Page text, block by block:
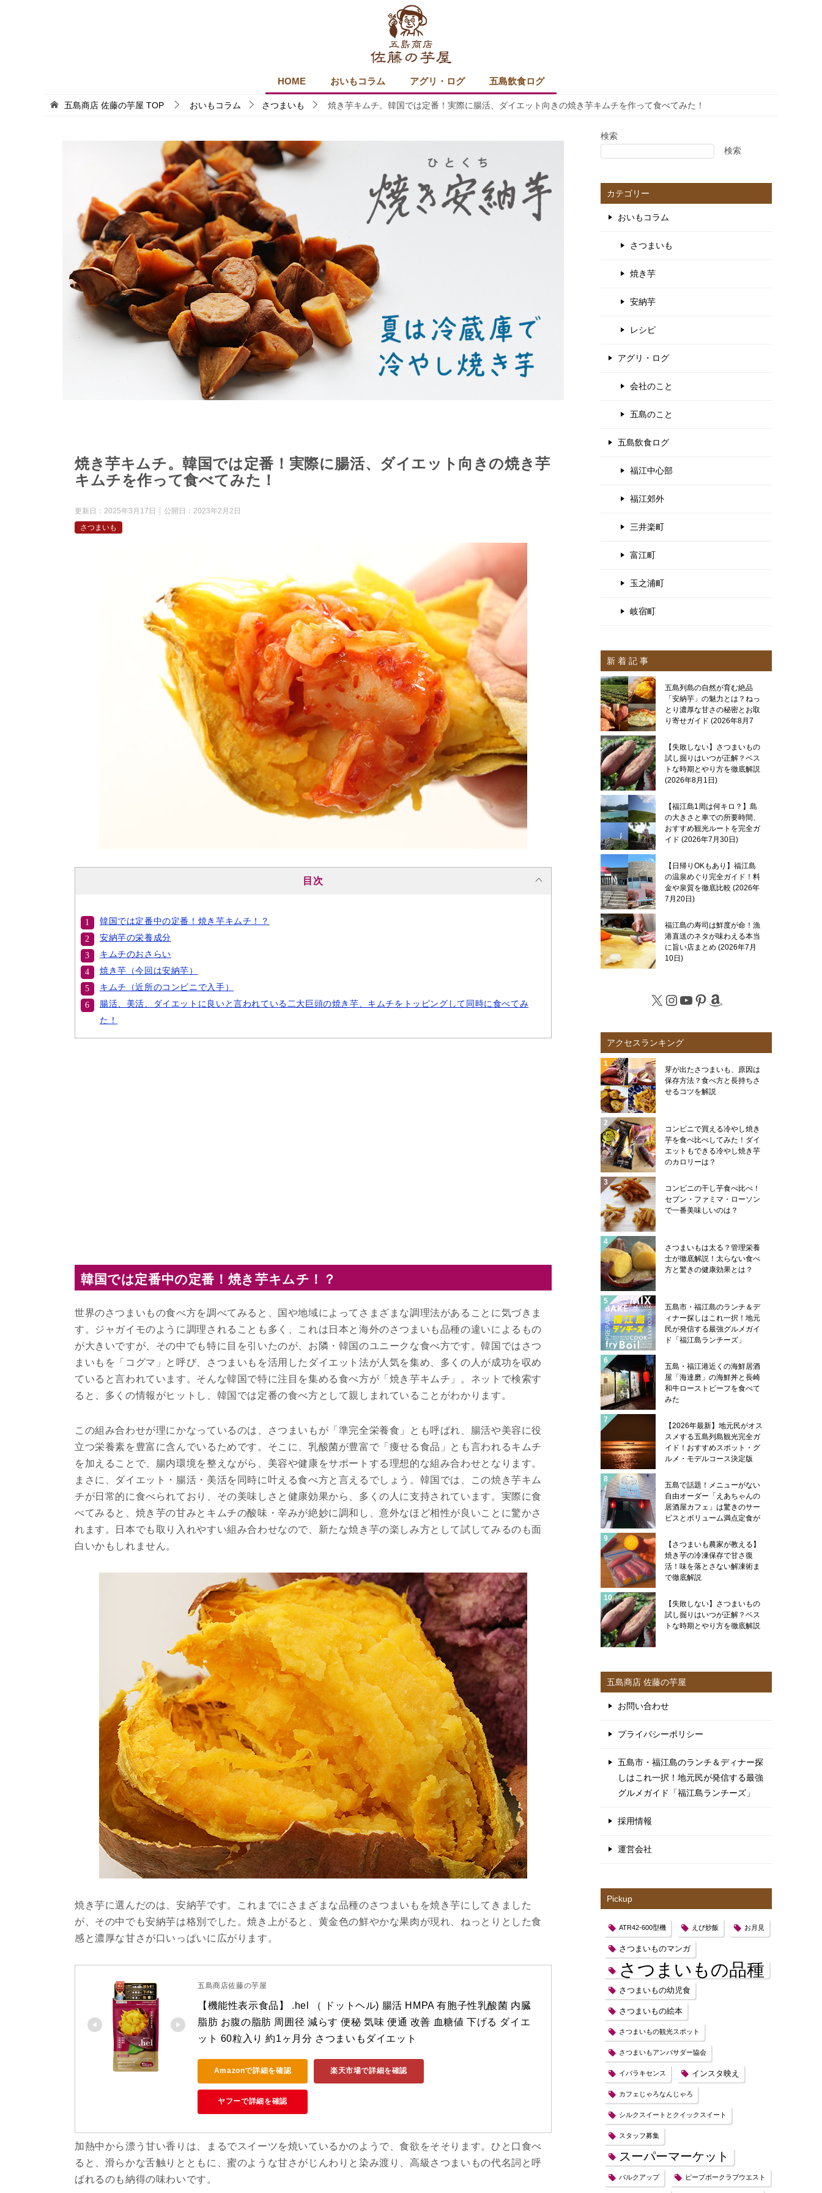
HOME おいもコラム アグリ・ログ 五島飲食ログ
五島商店 佐藤の芋屋 TOP おいもコラム さつまいも 焼き芋キムチ。韓国では定番！実際に腸活、ダイエット向きの焼き芋キムチを作って食べてみた！
焼き芋キムチ。韓国では定番！実際に腸活、ダイエット向きの焼き芋
キムチを作って食べてみた！
更新日： 2025年3月17日 公開日： 2023年2月2日
さつまいも
目次
韓国では定番中の定番！焼き芋キムチ！？
安納芋の栄養成分
キムチのおさらい
焼き芋（今回は安納芋）
キムチ（近所のコンビニで入手）
腸活、美活、ダイエットに良いと言われている二大巨頭の焼き芋、キムチをトッピングして同時に食べてみ
た！
韓国では定番中の定番！焼き芋キムチ！？
世界のさつまいもの食べ方を調べてみると、国や地域によってさまざまな調理法があることに気づきま
す。ジャガイモのように調理されることも多く、これは日本と海外のさつまいも品種の違いによるもの
が大きいですが、その中でも特に目を引いたのが、お隣・韓国のユニークな食べ方です。韓国ではさつ
まいもを「コグマ」と呼び、さつまいもを活用したダイエット法が人気を集め、多くの人が成功を収め
ていると言われています。そんな韓国で特に注目を集める食べ方が「焼き芋キムチ」。ネットで検索す
ると、多くの情報がヒットし、韓国では定番の食べ方として親しまれていることがわかります。
この組み合わせが理にかなっているのは、さつまいもが「準完全栄養食」とも呼ばれ、腸活や美容に役
立つ栄養素を豊富に含んでいるためです。そこに、乳酸菌が豊富で「痩せる食品」とも言われるキムチ
を加えることで、腸内環境を整えながら、美容や健康をサポートする理想的な組み合わせとなります。
まさに、ダイエット・腸活・美活を同時に叶える食べ方と言えるでしょう。韓国では、この焼き芋キム
チが日常的に食べられており、その美味しさと健康効果から、多くの人に支持されています。実際に食
べてみると、焼き芋の甘みとキムチの酸味・辛みが絶妙に調和し、意外なほど相性が良いことに驚かさ
れます。日本でも取り入れやすい組み合わせなので、新たな焼き芋の楽しみ方として試してみるのも面
白いかもしれません。
焼き芋に選んだのは、安納芋です。これまでにさまざまな品種のさつまいもを焼き芋にしてきました
が、その中でも安納芋は格別でした。焼き上がると、黄金色の鮮やかな果肉が現れ、ねっとりとした食
感と濃厚な甘さが口いっぱいに広がります。
五島商店佐藤の芋屋
【機能性表示食品】 .hel （ ドットヘル) 腸活 HMPA 有胞子性乳酸菌 内臓
脂肪 お腹の脂肪 周囲径 減らす 便秘 気味 便通 改善 血糖値 下げる ダイエ
ット 60粒入り 約1ヶ月分 さつまいもダイエット
Amazonで詳細を確認 楽天市場で詳細を確認
ヤフーで詳細を確認
加熱中から漂う甘い香りは、まるでスイーツを焼いているかのようで、食欲をそそります。ひと口食べ
ると、滑らかな舌触りとともに、蜜のような甘さがじんわりと染み渡り、高級さつまいもの代名詞と呼
ばれるのも納得の味わいです。
検索
検索
カテゴリー
おいもコラム
さつまいも
焼き芋
安納芋
レシピ
アグリ・ログ
会社のこと
五島のこと
五島飲食ログ
福江中心部
福江郊外
三井楽町
富江町
玉之浦町
岐宿町
新 着 記 事
五島列島の自然が育む絶品
「安納芋」の魅力とは？ねっ
とり濃厚な甘さの秘密とお取
り寄せガイド 2026年8月7
【失敗しない】さつまいもの
試し掘りはいつが正解？ベス
トな時期とやり方を徹底解説
2026年8月1日
【福江島1周は何キロ？】島
の大きさと車での所要時間、
おすすめ観光ルートを完全ガ
イド 2026年7月30日
【日帰りOKもあり】福江島
の温泉めぐり完全ガイド！料
金や泉質を徹底比較 2026年
7月20日
福江島の寿司は鮮度が命！漁
港直送のネタが味わえる本当
に旨い店まとめ 2026年7月
10日
X Instagram
YouTube
Pinterest
Amazon
アクセスランキング
芽が出たさつまいも、原因は
保存方法？食べ方と長持ちさ
せるコツを解説
コンビニで買える冷やし焼き
芋を食べ比べしてみた！ダイ
エットもできる冷やし焼き芋
のカロリーは？
コンビニの干し芋食べ比べ！
セブン・ファミマ・ローソン
で一番美味しいのは？
さつまいもは太る？管理栄養
士が徹底解説！太らない食べ
方と驚きの健康効果とは？
五島市・福江島のランチ＆デ
ィナー探しはこれ一択！地元
民が発信する最強グルメガイ
ド「福江島ランチーズ」
五島・福江港近くの海鮮居酒
屋「海達磨」の海鮮丼と長崎
和牛ローストビーフを食べて
みた
【2026年最新】地元民がオス
スメする五島列島観光完全ガ
イド！おすすめスポット・グ
ルメ・モデルコース決定版
五島で話題！メニューがない
自由オーダー「えあちゃんの
居酒屋カフェ」は驚きのサー
ビスとボリューム満点定食が
【さつまいも農家が教える】
焼き芋の冷凍保存で甘さ復
活！味を落とさない解凍術ま
で徹底解説
【失敗しない】さつまいもの
試し掘りはいつが正解？ベス
トな時期とやり方を徹底解説
五島商店 佐藤の芋屋
お問い合わせ
プライバシーポリシー
五島市・福江島のランチ＆ディナー探
しはこれ一択！地元民が発信する最強
グルメガイド「福江島ランチーズ」
採用情報
運営会社
Pickup
ATR42-600型機 えび炒飯 お月見
さつまいものマンガ
さつまいもの品種
さつまいもの幼児食
さつまいもの絵本
さつまいもの観光スポット
さつまいもアンバサダー協会
イバラキセンス インスタ映え
カフェじゃろなんじゃろ
シルクスイートとクイックスイート
スタッフ募集
スーパーマーケット
バルクアップ ピープボークラブウエスト